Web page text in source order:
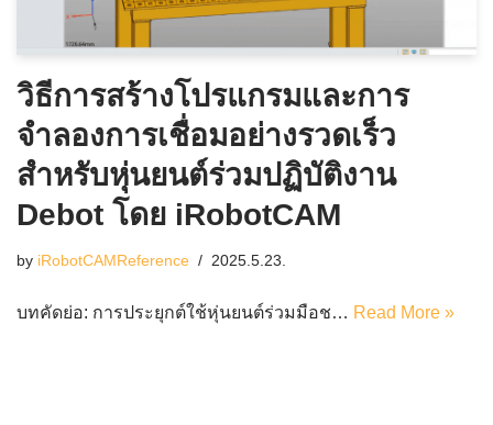
วิธีการสร้างโปรแกรมและการ
จำลองการเชื่อมอย่างรวดเร็ว
สำหรับหุ่นยนต์ร่วมปฏิบัติงาน
Debot โดย iRobotCAM
by iRobotCAMReference 2025.5.23.
บทคัดย่อ: การประยุกต์ใช้หุ่นยนต์ร่วมมือช… Read More »